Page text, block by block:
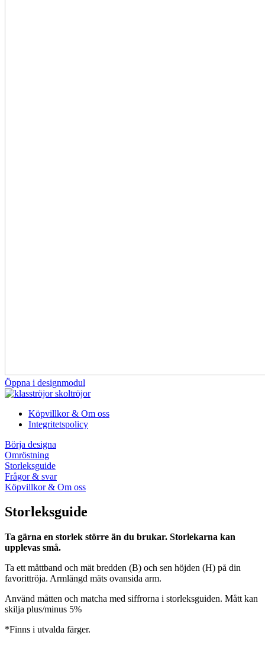
Öppna i designmodul
Köpvillkor & Om oss
Integritetspolicy
Börja designa
Omröstning
Storleksguide
Frågor & svar
Köpvillkor & Om oss
Storleksguide
Ta gärna en storlek större än du brukar. Storlekarna kan
upplevas små.
Ta ett måttband och mät bredden (B) och sen höjden (H) på din
favorittröja. Armlängd mäts ovansida arm.
Använd måtten och matcha med siffrorna i storleksguiden. Mått kan
skilja plus/minus 5%
*Finns i utvalda färger.